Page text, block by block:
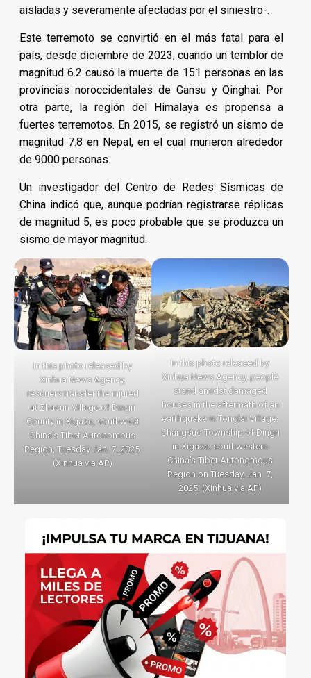
aisladas y severamente afectadas por el siniestro-.
Este terremoto se convirtió en el más fatal para el
país, desde diciembre de 2023, cuando un temblor de
magnitud 6.2 causó la muerte de 151 personas en las
provincias noroccidentales de Gansu y Qinghai. Por
otra parte, la región del Himalaya es propensa a
fuertes terremotos. En 2015, se registró un sismo de
magnitud 7.8 en Nepal, en el cual murieron alrededor
de 9000 personas.
Un investigador del Centro de Redes Sísmicas de
China indicó que, aunque podrían registrarse réplicas
de magnitud 5, es poco probable que se produzca un
sismo de mayor magnitud.
In this photo released by
Xinhua News Agency,
rescuers transfer the injured
at Zhacun Village of Dingri
County in Xigaze, southwest
China’s Tibet Autonomous
Region, Tuesday Jan. 7, 2025.
(Xinhua via AP)
In this photo released by
Xinhua News Agency, people
stand amidst damaged
houses in the aftermath of an
earthquake in Tonglai Village,
Changsuo Township of Dingri
in Xigaze, southwestern
China’s Tibet Autonomous
Region on Tuesday, Jan. 7,
2025. (Xinhua via AP)